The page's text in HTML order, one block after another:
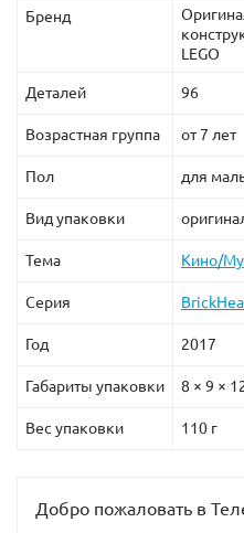
Бренд
LEGO
Деталей 96
Возрастная группа от 7 лет
Пол для
Вид упаковки
Тема Кино/
Серия
Год 2017
Габариты упаковки 8 × 9 ×
Вес упаковки 110 г
Добро пожаловать в